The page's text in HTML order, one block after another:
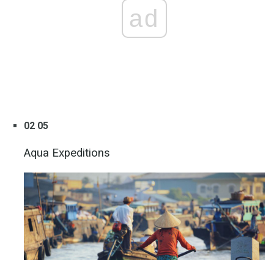
ad
02 05
Aqua Expeditions